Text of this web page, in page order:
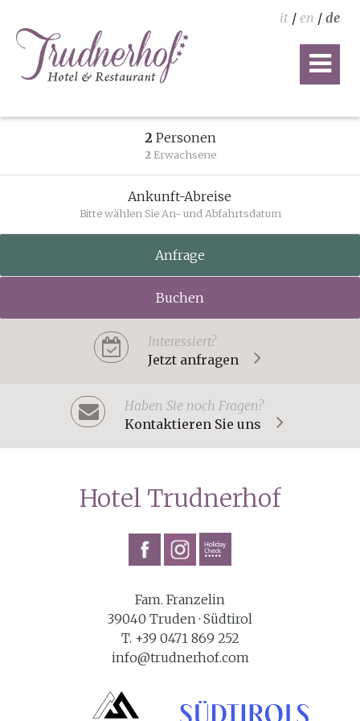
it / en / de
2 Personen
2 Erwachsene
Ankunft-Abreise
Bitte wählen Sie An- und Abfahrtsdatum
Anfrage
Buchen
Interessiert?
Jetzt anfragen
Haben Sie noch Fragen?
Kontaktieren Sie uns
Hotel Trudnerhof
Fam. Franzelin
39040 Truden · Südtirol
T. +39 0471 869 252
info@trudnerhof.com